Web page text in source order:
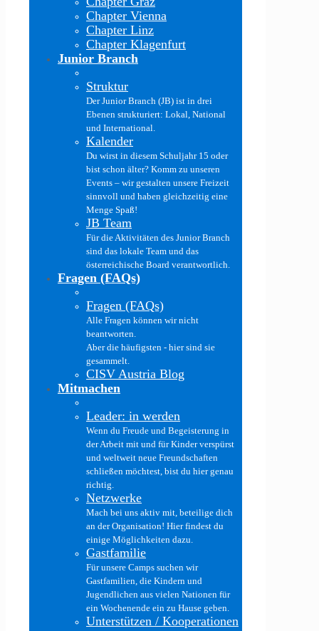
Chapter Vienna
Chapter Linz
Chapter Klagenfurt
Junior Branch
Struktur
Der Junior Branch (JB) ist in drei
Ebenen strukturiert: Lokal, National
und International.
Kalender
Du wirst in diesem Schuljahr 15 oder
bist schon älter? Komm zu unseren
Events – wir gestalten unsere Freizeit
sinnvoll und haben gleichzeitig eine
Menge Spaß!
JB Team
Für die Aktivitäten des Junior Branch
sind das lokale Team und das
österreichische Board verantwortlich.
Fragen (FAQs)
Fragen (FAQs)
Alle Fragen können wir nicht
beantworten.
Aber die häufigsten - hier sind sie
gesammelt.
CISV Austria Blog
Mitmachen
Leader: in werden
Wenn du Freude und Begeisterung in
der Arbeit mit und für Kinder verspürst
und weltweit neue Freundschaften
schließen möchtest, bist du hier genau
richtig.
Netzwerke
Mach bei uns aktiv mit, beteilige dich
an der Organisation! Hier findest du
einige Möglichkeiten dazu.
Gastfamilie
Für unsere Camps suchen wir
Gastfamilien, die Kindern und
Jugendlichen aus vielen Nationen für
ein Wochenende ein zu Hause geben.
Unterstützen / Kooperationen